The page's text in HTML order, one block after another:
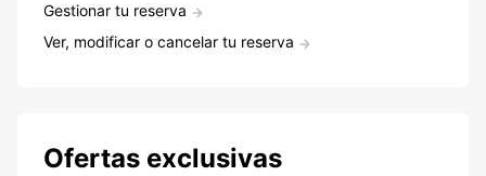
Gestionar tu reserva
Ver, modificar o cancelar tu reserva
Ofertas exclusivas